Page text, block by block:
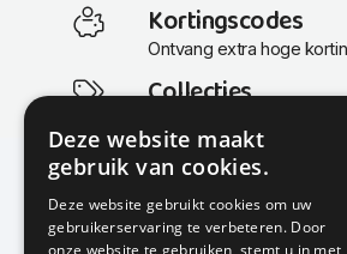
Kortingscodes
Ontvang extra hoge
Collecties
Actuele en populaire
KMP Kantoormeubilair
Deze website maakt
gebruik van cookies.
Deze website gebruikt cookies om uw
gebruikerservaring te verbeteren. Door
onze website te gebruiken, stemt u in met